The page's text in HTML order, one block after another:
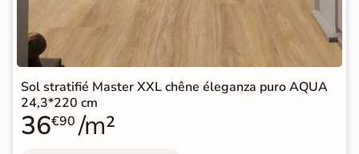
Sol stratifié Master XXL chêne éleganza puro AQUA
24,3*220 cm
36€90 /m²